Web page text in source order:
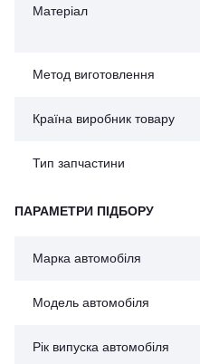
Матеріал
Метод виготовлення
Країна виробник товару
Тип запчастини
ПАРАМЕТРИ ПІДБОРУ
Марка автомобіля
Модель автомобіля
Рік випуска автомобіля